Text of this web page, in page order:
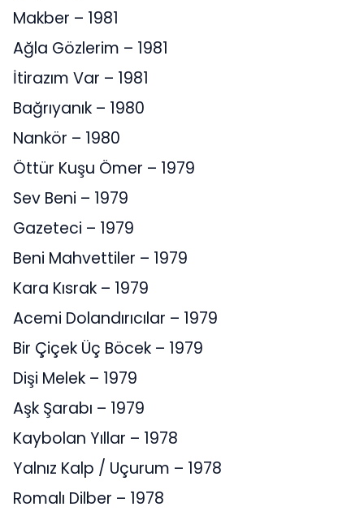
Makber – 1981
Ağla Gözlerim – 1981
İtirazım Var – 1981
Bağrıyanık – 1980
Nankör – 1980
Öttür Kuşu Ömer – 1979
Sev Beni – 1979
Gazeteci – 1979
Beni Mahvettiler – 1979
Kara Kısrak – 1979
Acemi Dolandırıcılar – 1979
Bir Çiçek Üç Böcek – 1979
Dişi Melek – 1979
Aşk Şarabı – 1979
Kaybolan Yıllar – 1978
Yalnız Kalp / Uçurum – 1978
Romalı Dilber – 1978